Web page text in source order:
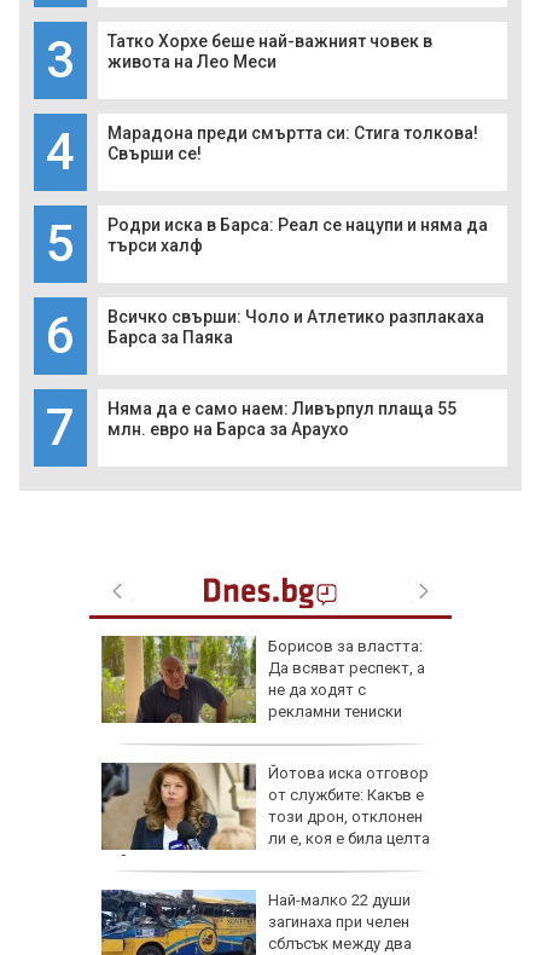
3
Татко Хорхе беше най-важният човек в
живота на Лео Меси
4
Марадона преди смъртта си: Стига толкова!
Свърши се!
5
Родри иска в Барса: Реал се нацупи и няма да
търси халф
6
Всичко свърши: Чоло и Атлетико разплакаха
Барса за Паяка
7
Няма да е само наем: Ливърпул плаща 55
млн. евро на Барса за Араухо
Борисов за властта:
Да всяват респект, а
не да ходят с
рекламни тениски
Йотова иска отговор
от службите: Какъв е
този дрон, отклонен
ли е, коя е била целта
му?
Най-малко 22 души
загинаха при челен
сблъсък между два